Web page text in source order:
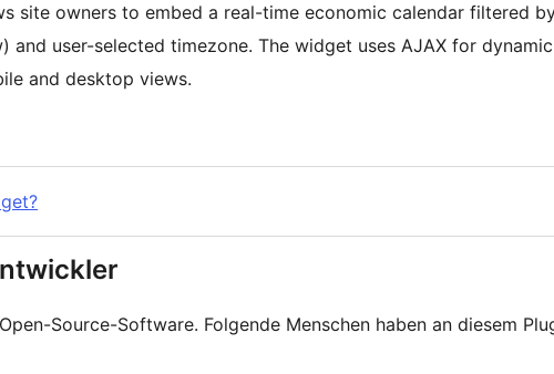
site owners to embed a real-time economic calendar filtered
and user-selected timezone. The widget uses AJAX for
and desktop views.
Source-Software. Folgende Menschen haben an diesem